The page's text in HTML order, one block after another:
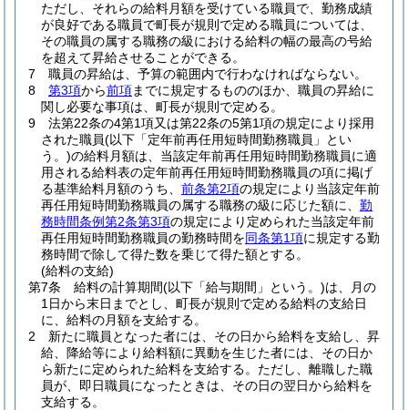
ただし、それらの給料月額を受けている職員で、勤務成績
が良好である職員で町長が規則で定める職員については、
その職員の属する職務の級における給料の幅の最高の号給
を超えて昇給させることができる。
7
職員の昇給は、予算の範囲内で行わなければならない。
8
第3項から前項までに規定するもののほか、職員の昇給に
関し必要な事項は、町長が規則で定める。
9
法第22条の4第1項又は第22条の5第1項の規定により採用
された職員(以下「定年前再任用短時間勤務職員」とい
う。)の給料月額は、当該定年前再任用短時間勤務職員に適
用される給料表の定年前再任用短時間勤務職員の項に掲げ
る基準給料月額のうち、 前条第2項の規定により当該定年前
再任用短時間勤務職員の属する職務の級に応じた額に、 勤
務時間条例第2条第3項の規定により定められた当該定年前
再任用短時間勤務職員の勤務時間を同条第1項に規定する勤
務時間で除して得た数を乗じて得た額とする。
(給料の支給)
第7条
給料の計算期間(以下「給与期間」という。)は、月の
1日から末日までとし、町長が規則で定める給料の支給日
に、給料の月額を支給する。
2
新たに職員となった者には、その日から給料を支給し、昇
給、降給等により給料額に異動を生じた者には、その日か
ら新たに定められた給料を支給する。 ただし、離職した職
員が、即日職員になったときは、その日の翌日から給料を
支給する。